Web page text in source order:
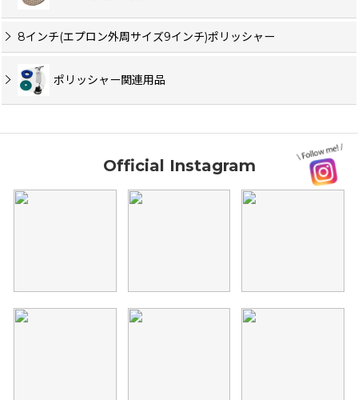
8インチ(エプロン外周サイズ9インチ)ポリッシャー
ポリッシャー関連用品
Official Instagram